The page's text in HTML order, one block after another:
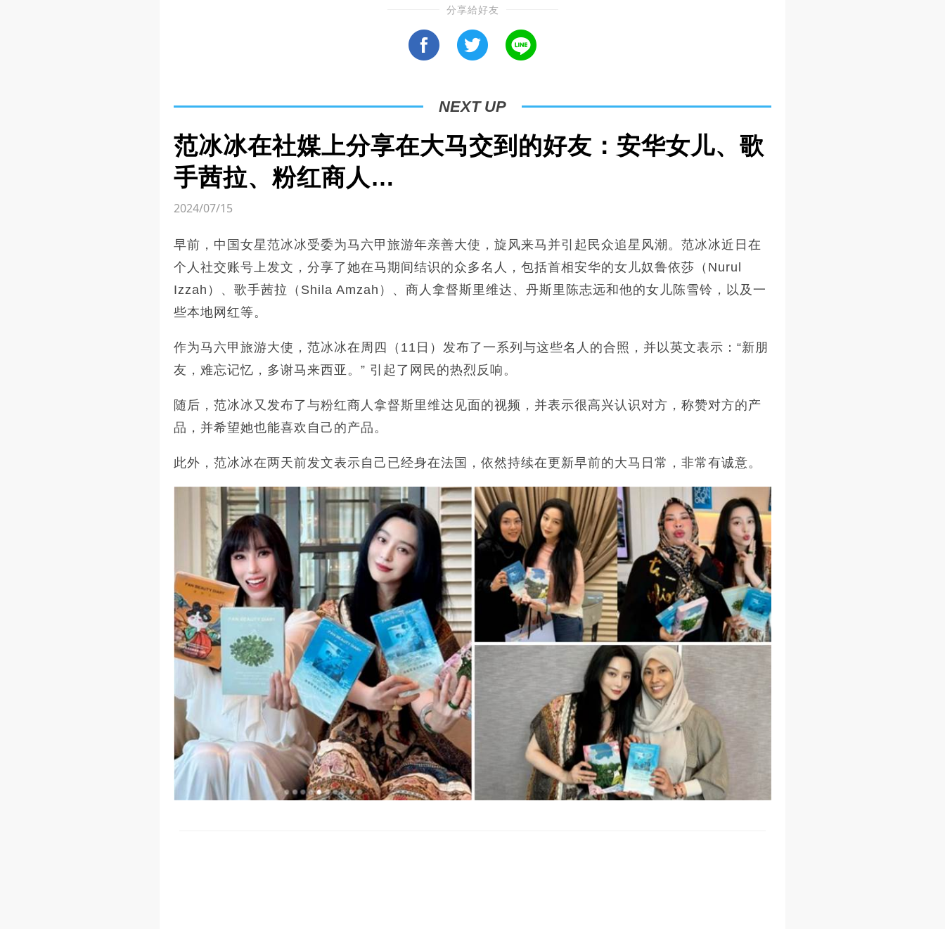
分享給好友
NEXT UP
范冰冰在社媒上分享在大马交到的好友：安华女儿、歌
手茜拉、粉红商人…
2024/07/15
早前，中国女星范冰冰受委为马六甲旅游年亲善大使，旋风来马并引起民众追星风潮。范冰冰近日在
个人社交账号上发文，分享了她在马期间结识的众多名人，包括首相安华的女儿奴鲁依莎（Nurul
Izzah）、歌手茜拉（Shila Amzah）、商人拿督斯里维达、丹斯里陈志远和他的女儿陈雪铃，以及一
些本地网红等。
作为马六甲旅游大使，范冰冰在周四（11日）发布了一系列与这些名人的合照，并以英文表示：“新朋
友，难忘记忆，多谢马来西亚。” 引起了网民的热烈反响。
随后，范冰冰又发布了与粉红商人拿督斯里维达见面的视频，并表示很高兴认识对方，称赞对方的产
品，并希望她也能喜欢自己的产品。
此外，范冰冰在两天前发文表示自己已经身在法国，依然持续在更新早前的大马日常，非常有诚意。